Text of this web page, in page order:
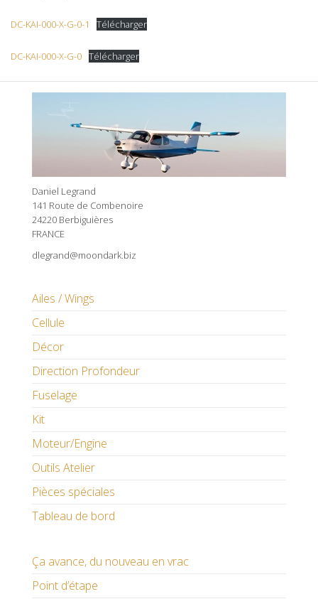
DC-KAI-000-X-G-0-1 Télécharger
DC-KAI-000-X-G-0 Télécharger
Daniel Legrand
141 Route de Combenoire
24220 Berbiguières
FRANCE
dlegrand@moondark.biz
Ailes / Wings
Cellule
Décor
Direction Profondeur
Fuselage
Kit
Moteur/Engine
Outils Atelier
Pièces spéciales
Tableau de bord
Ça avance, du nouveau en vrac
Point d’étape